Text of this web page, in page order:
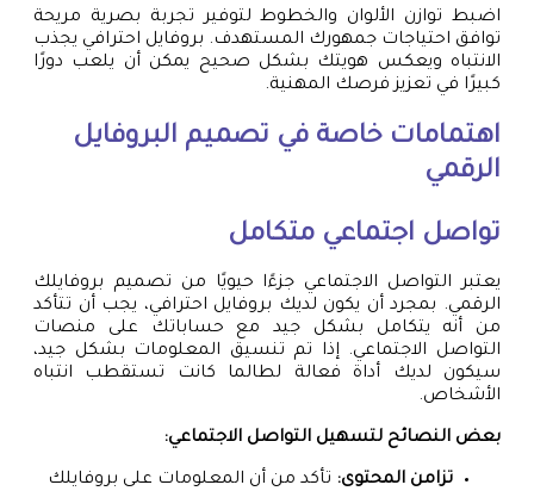
اضبط توازن الألوان والخطوط لتوفير تجربة بصرية مريحة
توافق احتياجات جمهورك المستهدف. بروفايل احترافي يجذب
الانتباه ويعكس هويتك بشكل صحيح يمكن أن يلعب دورًا
كبيرًا في تعزيز فرصك المهنية.
اهتمامات خاصة في تصميم البروفايل
الرقمي
تواصل اجتماعي متكامل
يعتبر التواصل الاجتماعي جزءًا حيويًا من تصميم بروفايلك
الرقمي. بمجرد أن يكون لديك بروفايل احترافي، يجب أن تتأكد
من أنه يتكامل بشكل جيد مع حساباتك على منصات
التواصل الاجتماعي. إذا تم تنسيق المعلومات بشكل جيد،
سيكون لديك أداة فعالة لطالما كانت تستقطب انتباه
الأشخاص.
بعض النصائح لتسهيل التواصل الاجتماعي:
تزامن المحتوى: تأكد من أن المعلومات على بروفايلك